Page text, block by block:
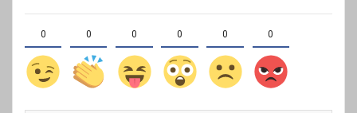
0 0 0 0 0 0